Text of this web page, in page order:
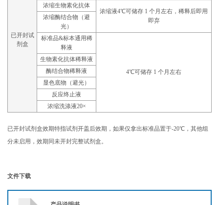
已开封试
剂盒
浓缩生物素化抗体
浓缩液4℃可储存 1 个月左右，稀释后即用
即弃
浓缩酶结合物（避
光）
标准品&标本通用稀
释液
4℃可储存 1 个月左右
生物素化抗体稀释液
酶结合物稀释液
显色底物（避光）
反应终止液
浓缩洗涤液20×
已开封试剂盒效期特指试剂开盖后效期，如果仅拿出标准品置于-20℃，其他组
分未启用，效期同未开封完整试剂盒。
文件下载